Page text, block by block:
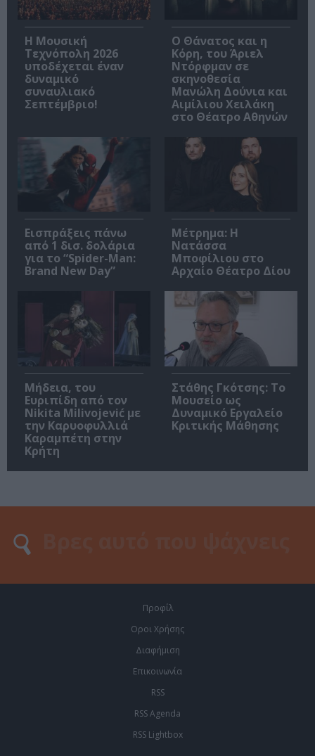
Η Μουσική
Τεχνόπολη 2026
υποδέχεται έναν
δυναμικό
συναυλιακό
Σεπτέμβριο!
Ο Θάνατος και η
Κόρη, του Άριελ
Ντόρφμαν σε
σκηνοθεσία
Μανώλη Δούνια και
Αιμίλιου Χειλάκη
στο Θέατρο Αθηνών
Εισπράξεις πάνω
από 1 δισ. δολάρια
για το “Spider-Man:
Brand New Day”
Μέτρημα: Η
Νατάσσα
Μποφίλιου στο
Αρχαίο Θέατρο Δίου
Μήδεια, του
Ευριπίδη από τον
Nikita Milivojević με
την Καρυοφυλλιά
Καραμπέτη στην
Κρήτη
Στάθης Γκότσης: Το
Μουσείο ως
Δυναμικό Εργαλείο
Κριτικής Μάθησης
Προφίλ
Οροι Χρήσης
Διαφήμιση
Επικοινωνία
RSS
RSS Agenda
RSS Lightbox